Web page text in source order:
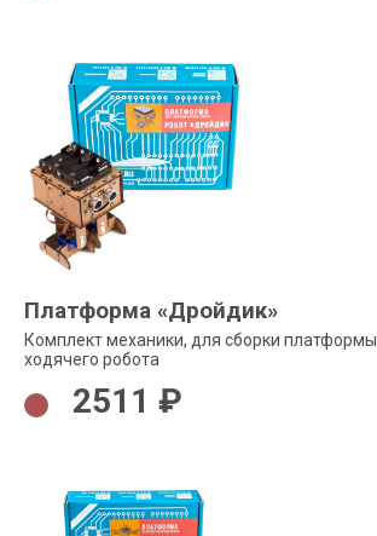
Платформа «Дройдик»
Комплект механики, для сборки платформы
ходячего робота
2511 ₽